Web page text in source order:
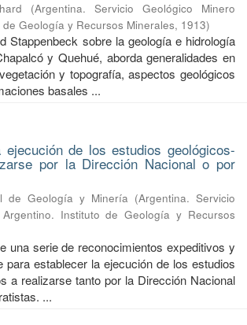
(Argentina. Servicio Geológico Minero
Geología y Recursos Minerales, 1913)
Stappenbeck sobre la geología e hidrología
y Quehué, aborda generalidades en
y topografía, aspectos geológicos
basales ...
de los estudios geológicos-
por la Dirección Nacional o por
de Geología y Minería (Argentina. Servicio
Instituto de Geología y Recursos
una serie de reconocimientos expeditivos y
para establecer la ejecución de los estudios
a realizarse tanto por la Dirección Nacional
...